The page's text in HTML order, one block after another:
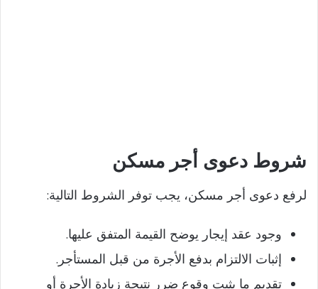
شروط دعوى أجر مسكن
لرفع دعوى أجر مسكن، يجب توفر الشروط التالية:
وجود عقد إيجار يوضح القيمة المتفق عليها.
إثبات الالتزام بدفع الأجرة من قبل المستأجر.
تقديم ما يثبت وقوع ضرر نتيجة زيادة الأجرة أو